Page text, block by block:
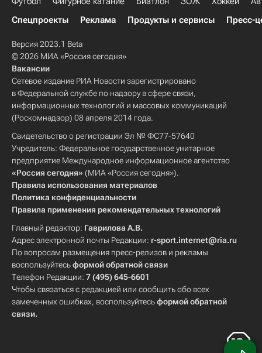
Спецпроекты
Реклама Продукты и сервисы Пресс-
Версия 2023.1 Beta
© 2026 МИА «Россия сегодня»
Вакансии
Сетевое издание РИА Новости зарегистрировано
в Федеральной службе по надзору в сфере связи,
информационных технологий и массовых коммуникаций
(Роскомнадзор) 08 апреля 2014 года.
Свидетельство о регистрации Эл № ФС77-57640
Учредитель: Федеральное государственное унитарное
предприятие Международное информационное агентство
«Россия сегодня» (МИА «Россия сегодня»).
Правила использования материалов
Политика конфиденциальности
Правила применения рекомендательных технологий
Главный редактор: Гаврилова А.В.
Адрес электронной почты Редакции: r-sport.internet@ria.ru
По вопросам размещения пресс-релизов и рекламы
воспользуйтесьформой обратной связи
Телефон Редакции: 7 (495) 645-6601
Чтобы связаться с редакцией или сообщить обо всех
замеченных ошибках, воспользуйтесьформой обратной
связи.